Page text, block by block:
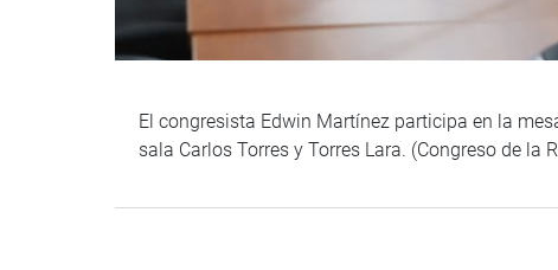
El congresista Edwin Martínez participa en la
sala Carlos Torres y Torres Lara. (Congreso de la